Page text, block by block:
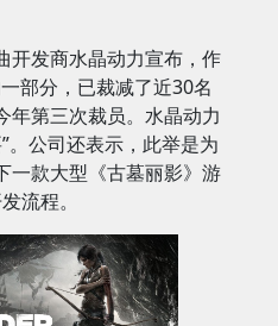
开发商水晶动力宣布，作
部分，已裁减了近30名
年第三次裁员。水晶动力
。公司还表示，此举是为
一款大型《古墓丽影》游
流程。